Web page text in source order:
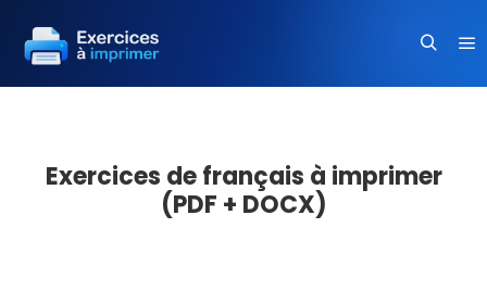
Exercices de français à imprimer
(PDF + DOCX)